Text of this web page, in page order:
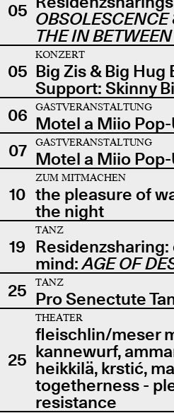
05 OBSOLESCENCE
THE IN BETWEEN
05
KONZERT
Big Zis & Big Hug
Support: Skinny
06
GASTVERANSTALTUNG
Motel a Miio Pop-
07
GASTVERANSTALTUNG
Motel a Miio Pop-
10
ZUM MITMACHEN
the pleasure of
the night
19
TANZ
mind:AGE OF
25
TANZ
Pro Senectute
25
THEATER
fleischlin/meser
kannewurf,
heikkilä, krstić,
togetherness -
resistance